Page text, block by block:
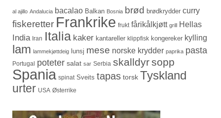
al ajillo Andalucia bacalao Balkan Bosnia brød brødkrydder curry
fiskeretter Frankrike frukt fårikålkjøtt grill Hellas
India Iran Italia kaker kantareller klippfisk kongereker kylling
lam lammekjøttdeig lunsj mese norske krydder paprika pasta
Portugal poteter salat sar Serbia skalldyrsopp
Spania spinat Sveits tapas torsk Tyskland
urter USA Østerrike